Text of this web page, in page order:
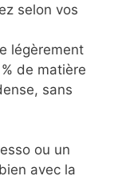
selon vos
légèrement
de matière
sans
ou un
avec la